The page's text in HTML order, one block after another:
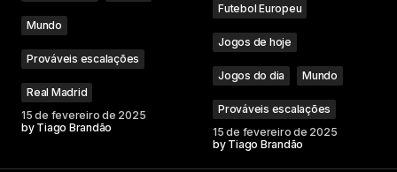
Mundo
Prováveis escalações
Real Madrid
15 de fevereiro de 2025
by Tiago Brandão
Futebol Europeu
Jogos de hoje
Jogos do dia Mundo
Prováveis escalações
15 de fevereiro de 2025
by Tiago Brandão